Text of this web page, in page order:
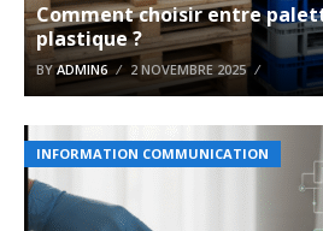
Comment choisir entre
plastique ?
BYADMIN6 2 NOVEMBRE 2025
INFORMATION COMMUNICATION